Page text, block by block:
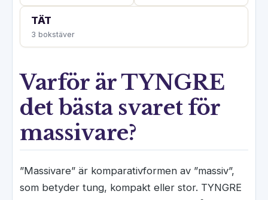
TÄT
3 bokstäver
Varför är TYNGRE
det bästa svaret för
massivare?
”Massivare” är komparativformen av ”massiv”,
som betyder tung, kompakt eller stor. TYNGRE